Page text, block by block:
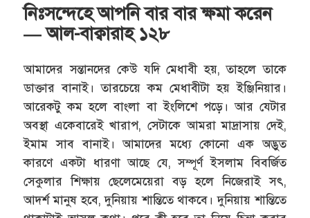
নিঃসন্দেহে আপনি বার বার ক্ষমা করেন
— আল-বাক্বারাহ ১২৮
আমাদের সন্তানদের কেউ যদি মেধাবী হয়, তাহলে তাকে
ডাক্তার বানাই। তারচেয়ে কম মেধাবীটা হয় ইঞ্জিনিয়ার।
আরেকটু কম হলে বাংলা বা ইংলিশে পড়ে। আর যেটার
অবস্থা একেবারেই খারাপ, সেটাকে আমরা মাদ্রাসায় দেই,
ইমাম সাব বানাই। আমাদের মধ্যে কোনো এক অদ্ভুত
কারণে একটা ধারণা আছে যে, সম্পূর্ণ ইসলাম বিবর্জিত
সেকুলার শিক্ষায় ছেলেমেয়েরা বড় হলে নিজেরাই সৎ,
আদর্শ মানুষ হবে, দুনিয়ায় শান্তিতে থাকবে। দুনিয়ায় শান্তিতে